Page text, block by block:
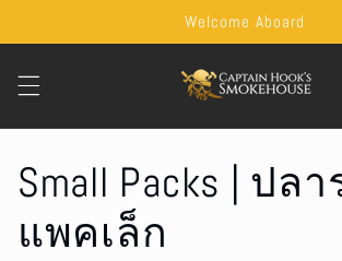
Welcome Aboard
C
o
Small Packs | ปล
แพคเล็ก